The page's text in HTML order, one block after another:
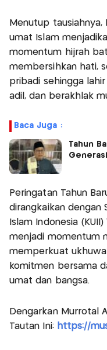
Menutup tausiahnya,
umat Islam
momentum hijrah
membersihkan hati,
pribadi sehingga
adil, dan berakhlak
Baca Juga :
Tahun
Peringatan Tahun
dirangkaikan dengan
Islam Indonesia
menjadi momentum
memperkuat
komitmen bersama
umat dan bangsa.
Dengarkan Murrotal
Tautan Ini: https://